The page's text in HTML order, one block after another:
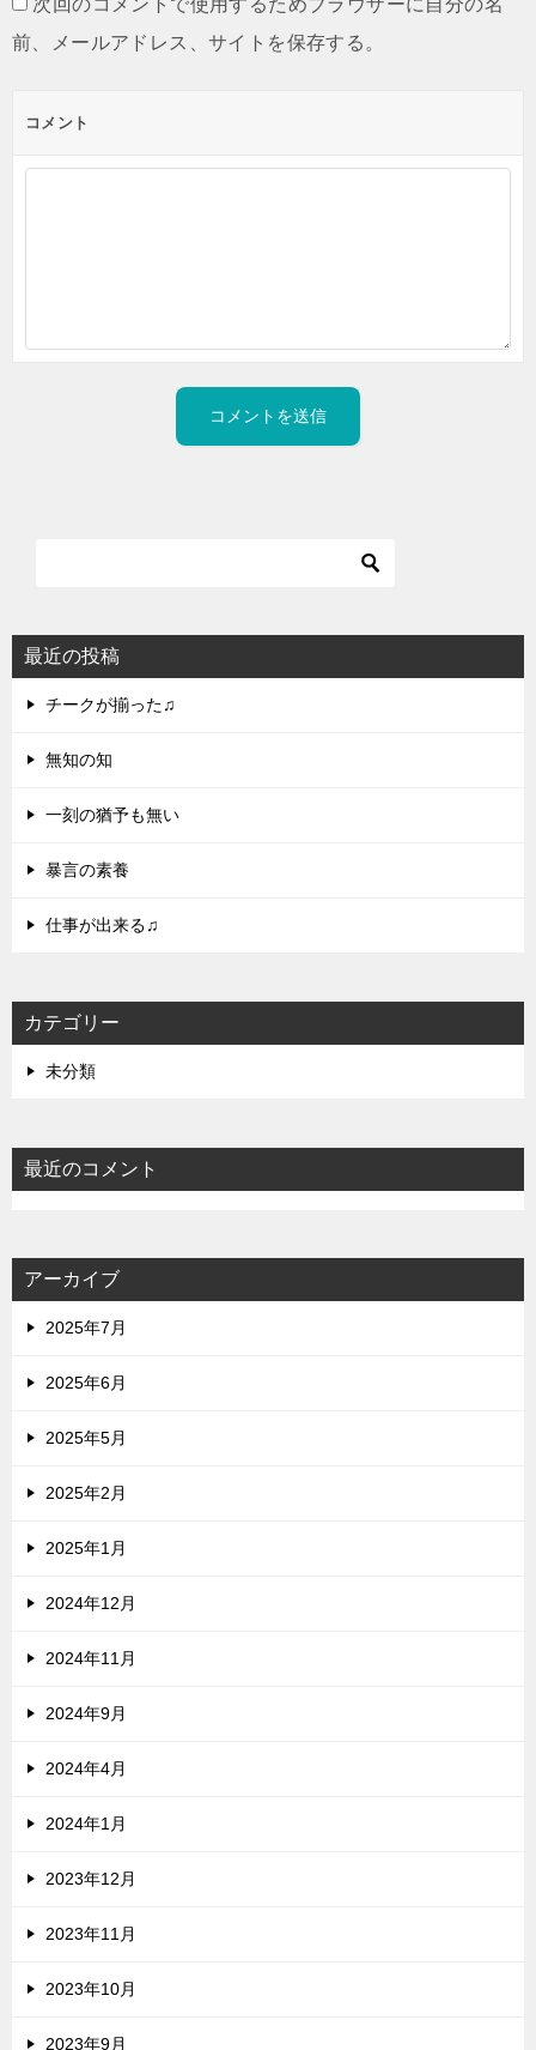
前、メールアドレス、サイトを保存する。
コメント
最近の投稿
チークが揃った♫
無知の知
一刻の猶予も無い
暴言の素養
仕事が出来る♫
カテゴリー
未分類
最近のコメント
アーカイブ
2025年7月
2025年6月
2025年5月
2025年2月
2025年1月
2024年12月
2024年11月
2024年9月
2024年4月
2024年1月
2023年12月
2023年11月
2023年10月
2023年9月